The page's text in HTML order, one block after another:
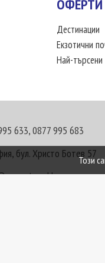
ОФЕРТИ
Дестинации
Екзотични
Най-търсени
633,0877 995 683
бул. Христо Ботев 57
Този